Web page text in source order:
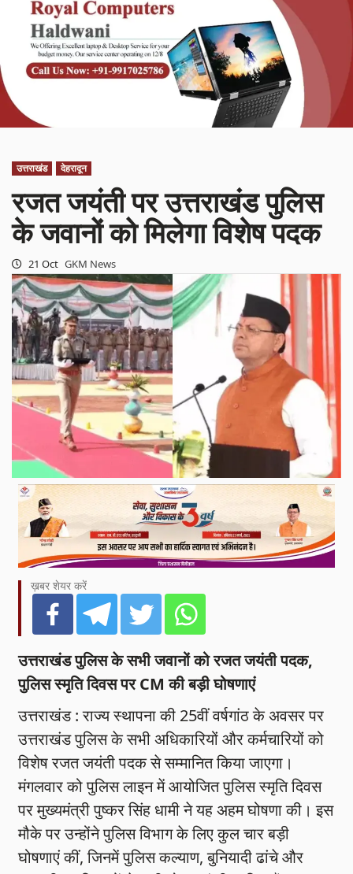
उत्तराखंड देहरादून
रजत जयंती पर उत्तराखंड पुलिस
के जवानों को मिलेगा विशेष पदक
21 Oct GKM News
ख़बर शेयर करें
उत्तराखंड पुलिस के सभी जवानों को रजत जयंती पदक,
पुलिस स्मृति दिवस पर CM की बड़ी घोषणाएं
उत्तराखंड : राज्य स्थापना की 25वीं वर्षगांठ के अवसर पर
उत्तराखंड पुलिस के सभी अधिकारियों और कर्मचारियों को
विशेष रजत जयंती पदक से सम्मानित किया जाएगा।
मंगलवार को पुलिस लाइन में आयोजित पुलिस स्मृति दिवस
पर मुख्यमंत्री पुष्कर सिंह धामी ने यह अहम घोषणा की। इस
मौके पर उन्होंने पुलिस विभाग के लिए कुल चार बड़ी
घोषणाएं कीं, जिनमें पुलिस कल्याण, बुनियादी ढांचे और